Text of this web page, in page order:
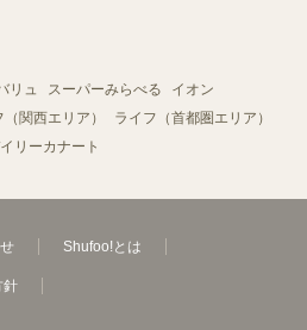
リュ スーパーみらべる
イオン
関西エリア）
ライフ（首都圏エリア）
リーカナート
Shufoo!とは
針